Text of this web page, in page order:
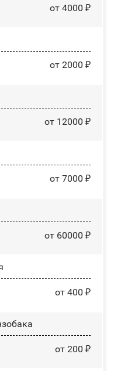
от 4000 ₽
от 2000 ₽
от 12000 ₽
от 7000 ₽
от 60000 ₽
от 400 ₽
от 200 ₽